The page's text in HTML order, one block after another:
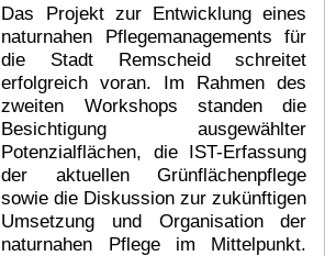
Das Projekt zur Entwicklung eines
naturnahen Pflegemanagements für
die Stadt Remscheid schreitet
erfolgreich voran. Im Rahmen des
zweiten Workshops standen die
Besichtigung ausgewählter
Potenzialflächen, die IST-Erfassung
der aktuellen Grünflächenpflege
sowie die Diskussion zur zukünftigen
Umsetzung und Organisation der
naturnahen Pflege im Mittelpunkt.